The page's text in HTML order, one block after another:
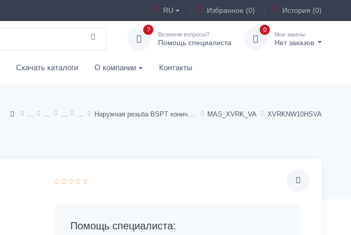
RU Избранное (0) История (0)
?
Возникли вопросы?
Помощь специалиста
0
Мои заказы
Нет заказов
Скачать каталоги О компании Контакты
Наружная резьба BSPT коническая MAS_XVRK_VA XVRKNW10HSVA
Помощь специалиста: